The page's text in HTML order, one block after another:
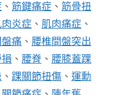
、 筋鍵痛症 、 筋骨扭
肉炎症 、 肌肉痛症 、
痛 、 腰椎間盤突出
、 腰脊 、 腰膝蓋踝
、 踝關節扭傷 、 運勳